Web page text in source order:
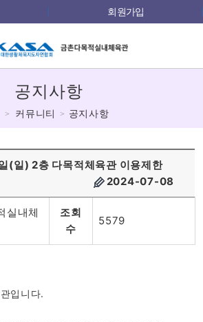
회원가입
커뮤니티 공지사항
공지사항
(일) 2층 다목적체육관 이용제한
2024-07-08
실내체
조회
수
5579
입니다.